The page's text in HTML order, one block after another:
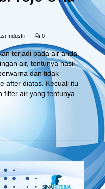
Industri | 0
terjadi pada air anda
air, tentunya hasil
dan tidak
after diatas. Kecuali itu
filter air yang tentunya